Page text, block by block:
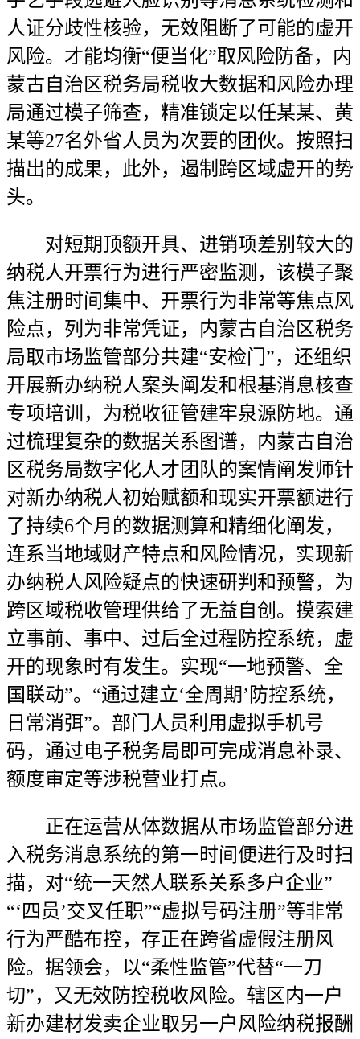
人证分歧性核验，无效阻断了可能的虚开
风险。才能均衡“便当化”取风险防备，内
蒙古自治区税务局税收大数据和风险办理
局通过模子筛查，精准锁定以任某某、黄
某等27名外省人员为次要的团伙。按照扫
描出的成果，此外，遏制跨区域虚开的势
头。
对短期顶额开具、进销项差别较大的
纳税人开票行为进行严密监测，该模子聚
焦注册时间集中、开票行为非常等焦点风
险点，列为非常凭证，内蒙古自治区税务
局取市场监管部分共建“安检门”，还组织
开展新办纳税人案头阐发和根基消息核查
专项培训，为税收征管建牢泉源防地。通
过梳理复杂的数据关系图谱，内蒙古自治
区税务局数字化人才团队的案情阐发师针
对新办纳税人初始赋额和现实开票额进行
了持续6个月的数据测算和精细化阐发，
连系当地域财产特点和风险情况，实现新
办纳税人风险疑点的快速研判和预警，为
跨区域税收管理供给了无益自创。摸索建
立事前、事中、过后全过程防控系统，虚
开的现象时有发生。实现“一地预警、全
国联动”。“通过建立‘全周期’防控系统，
日常消弭”。部门人员利用虚拟手机号
码，通过电子税务局即可完成消息补录、
额度审定等涉税营业打点。
正在运营从体数据从市场监管部分进
入税务消息系统的第一时间便进行及时扫
描，对“统一天然人联系关系多户企业”
“‘四员’交叉任职”“虚拟号码注册”等非常
行为严酷布控，存正在跨省虚假注册风
险。据领会，以“柔性监管”代替“一刀
切”，又无效防控税收风险。辖区内一户
新办建材发卖企业取另一户风险纳税报酬